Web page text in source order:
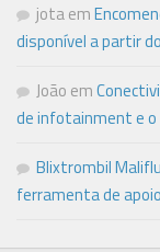
jotaem
disponível a partir
João em
de infotainment e
Blixtrombil
ferramenta de